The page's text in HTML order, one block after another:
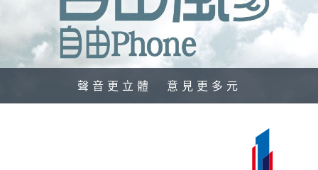
聲音更立體 意見更多元